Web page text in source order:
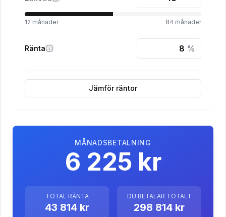
12 månader 84 månader
Ränta %
Jämför räntor
MÅNADSBETALNING
6 225 kr
TOTAL RÄNTA
43 814 kr
DU BETALAR TOTALT
298 814 kr